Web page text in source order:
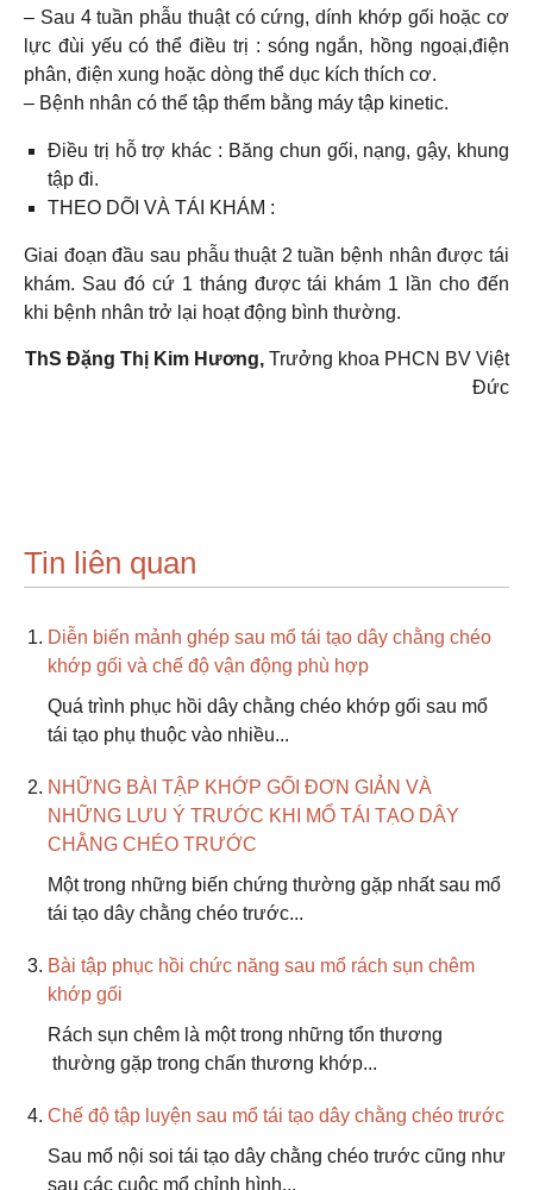
– Sau 4 tuần phẫu thuật có cứng, dính khớp gối hoặc cơ
lực đùi yếu có thể điều trị : sóng ngắn, hồng ngoại,điện
phân, điện xung hoặc dòng thể dục kích thích cơ.
– Bệnh nhân có thể tập thểm bằng máy tập kinetic.
Điều trị hỗ trợ khác : Băng chun gối, nạng, gậy, khung
tập đi.
THEO DÕI VÀ TÁI KHÁM :
Giai đoạn đầu sau phẫu thuật 2 tuần bệnh nhân được tái
khám. Sau đó cứ 1 tháng được tái khám 1 lần cho đến
khi bệnh nhân trở lại hoạt động bình thường.
ThS Đặng Thị Kim Hương, Trưởng khoa PHCN BV Việt
Đức
Tin liên quan
Diễn biến mảnh ghép sau mổ tái tạo dây chằng chéo
khớp gối và chế độ vận động phù hợp
Quá trình phục hồi dây chằng chéo khớp gối sau mổ
tái tạo phụ thuộc vào nhiều...
NHỮNG BÀI TẬP KHỚP GỐI ĐƠN GIẢN VÀ
NHỮNG LƯU Ý TRƯỚC KHI MỔ TÁI TẠO DÂY
CHẰNG CHÉO TRƯỚC
Một trong những biến chứng thường gặp nhất sau mổ
tái tạo dây chằng chéo trước...
Bài tập phục hồi chức năng sau mổ rách sụn chêm
khớp gối
Rách sụn chêm là một trong những tổn thương
thường gặp trong chấn thương khớp...
Chế độ tập luyện sau mổ tái tạo dây chằng chéo trước
Sau mổ nội soi tái tạo dây chằng chéo trước cũng như
sau các cuộc mổ chỉnh hình...